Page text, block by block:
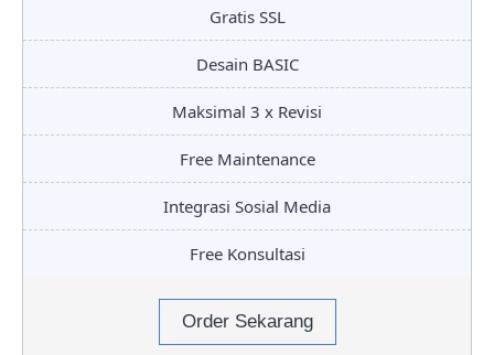
Gratis SSL
Desain BASIC
Maksimal 3 x Revisi
Free Maintenance
Integrasi Sosial Media
Free Konsultasi
Order Sekarang